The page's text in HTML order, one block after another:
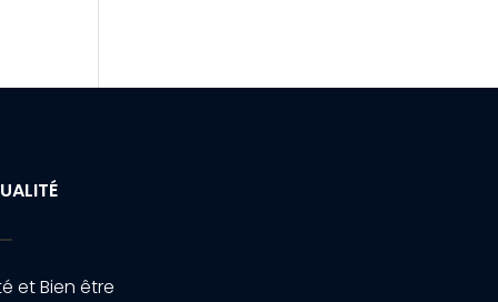
et Bien être